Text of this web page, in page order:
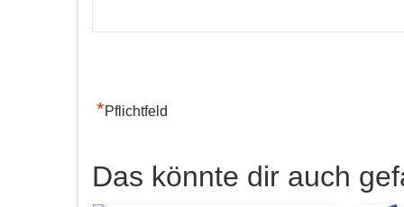
*Pflichtfeld
Das könnte dir auch